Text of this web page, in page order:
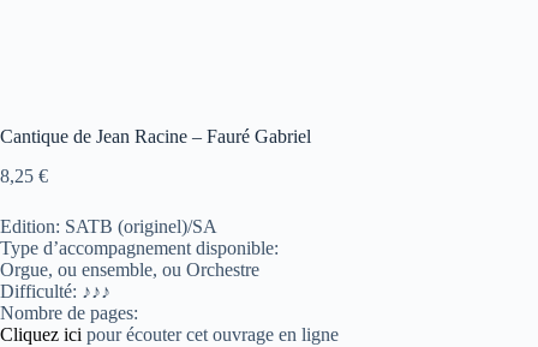
Cantique de Jean Racine – Fauré Gabriel
8,25 €
Edition: SATB (originel)/SA
Type d’accompagnement disponible:
Orgue, ou ensemble, ou Orchestre
Difficulté: ♪♪♪
Nombre de pages:
Cliquez ici pour écouter cet ouvrage en ligne